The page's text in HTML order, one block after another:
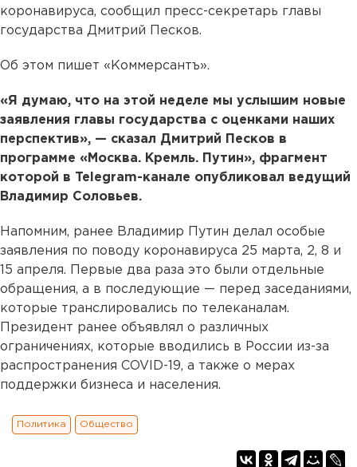
коронавируса, сообщил пресс-секретарь главы
государства Дмитрий Песков.
Об этом пишет «Коммерсантъ».
«Я думаю, что на этой неделе мы услышим новые
заявления главы государства с оценками наших
перспектив», — сказал Дмитрий Песков в
программе «Москва. Кремль. Путин», фрагмент
которой в Telegram-канале опубликовал ведущий
Владимир Соловьев.
Напомним, ранее Владимир Путин делал особые
заявления по поводу коронавируса 25 марта, 2, 8 и
15 апреля. Первые два раза это были отдельные
обращения, а в последующие — перед заседаниями,
которые транслировались по телеканалам.
Президент ранее объявлял о различных
ограничениях, которые вводились в России из-за
распространения COVID-19, а также о мерах
поддержки бизнеса и населения.
Политика Общество